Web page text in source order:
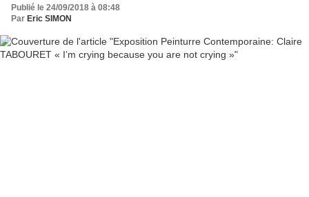
Publié le 24/09/2018 à 08:48
Par Eric SIMON